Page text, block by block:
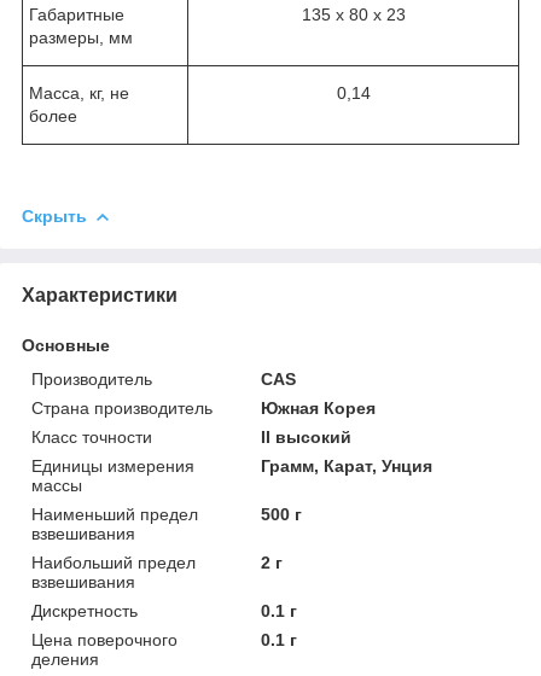
Габаритные
размеры, мм
135 x 80 x 23
Масса, кг, не
более
0,14
Скрыть
Характеристики
Основные
Производитель
CAS
Страна производитель
Южная Корея
Класс точности
II высокий
Единицы измерения
массы
Грамм, Карат, Унция
Наименьший предел
взвешивания
500 г
Наибольший предел
взвешивания
2 г
Дискретность
0.1 г
Цена поверочного
деления
0.1 г